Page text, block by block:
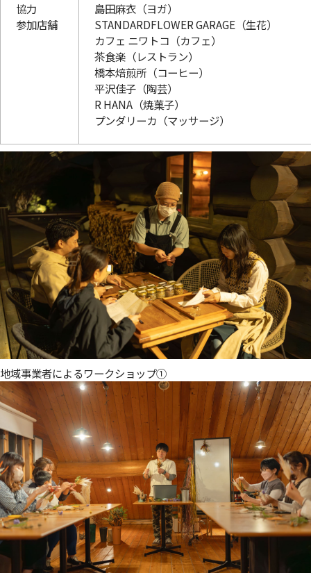
協力
参加店舗
島田麻衣（ヨガ）
STANDARDFLOWER GARAGE（生花）
カフェ ニワトコ（カフェ）
茶食楽（レストラン）
橋本焙煎所（コーヒー）
平沢佳子（陶芸）
R HANA（焼菓子）
プンダリーカ（マッサージ）
地域事業者によるワークショップ➀